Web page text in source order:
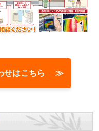
わせはこちら ≫